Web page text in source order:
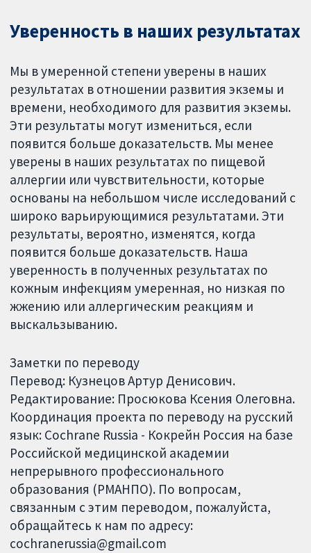
Уверенность в наших результатах
Мы в умеренной степени уверены в наших
результатах в отношении развития экземы и
времени, необходимого для развития экземы.
Эти результаты могут измениться, если
появится больше доказательств. Мы менее
уверены в наших результатах по пищевой
аллергии или чувствительности, которые
основаны на небольшом числе исследований с
широко варьирующимися результатами. Эти
результаты, вероятно, изменятся, когда
появится больше доказательств. Наша
уверенность в полученных результатах по
кожным инфекциям умеренная, но низкая по
жжению или аллергическим реакциям и
выскальзыванию.
Заметки по переводу
Перевод: Кузнецов Артур Денисович.
Редактирование: Просюкова Ксения Олеговна.
Координация проекта по переводу на русский
язык: Cochrane Russia - Кокрейн Россия на базе
Российской медицинской академии
непрерывного профессионального
образования (РМАНПО). По вопросам,
связанным с этим переводом, пожалуйста,
обращайтесь к нам по адресу:
cochranerussia@gmail.com